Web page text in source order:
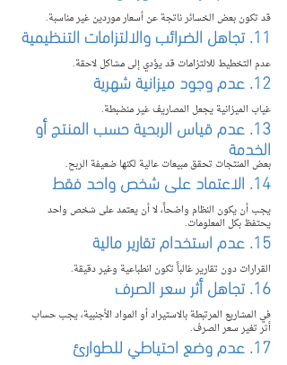
قد تكون بعض الخسائر ناتجة عن أسعار موردين غير مناسبة.
11. تجاهل الضرائب والالتزامات التنظيمية
عدم التخطيط للالتزامات قد يؤدي إلى مشاكل لاحقة.
12. عدم وجود ميزانية شهرية
غياب الميزانية يجعل المصاريف غير منضبطة.
13. عدم قياس الربحية حسب المنتج أو
الخدمة
بعض المنتجات تحقق مبيعات عالية لكنها ضعيفة الربح.
14. الاعتماد على شخص واحد فقط
يجب أن يكون النظام واضحاً، لا أن يعتمد على شخص واحد
يحتفظ بكل المعلومات.
15. عدم استخدام تقارير مالية
القرارات دون تقارير غالباً تكون انطباعية وغير دقيقة.
16. تجاهل أثر سعر الصرف
في المشاريع المرتبطة بالاستيراد أو المواد الأجنبية، يجب حساب
أثر تغير سعر الصرف.
17. عدم وضع احتياطي للطوارئ